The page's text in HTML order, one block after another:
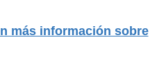
más información sobre